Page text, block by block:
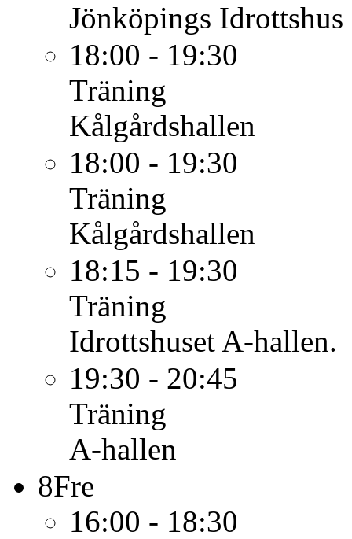
Jönköpings Idrottshus
18:00 - 19:30
Träning
Kålgårdshallen
18:00 - 19:30
Träning
Kålgårdshallen
18:15 - 19:30
Träning
Idrottshuset A-hallen.
19:30 - 20:45
Träning
A-hallen
8Fre
16:00 - 18:30